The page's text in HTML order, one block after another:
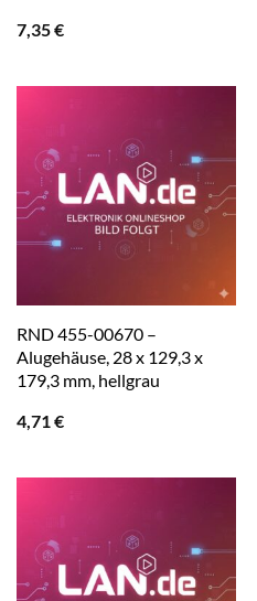
7,35€
RND 455-00670 –
Alugehäuse, 28 x 129,3 x
179,3 mm, hellgrau
4,71€